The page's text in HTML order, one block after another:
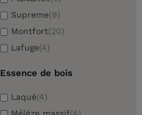
Supreme(9)
Montfort(20)
Lafuge(4)
Essence de bois
Laqué(4)